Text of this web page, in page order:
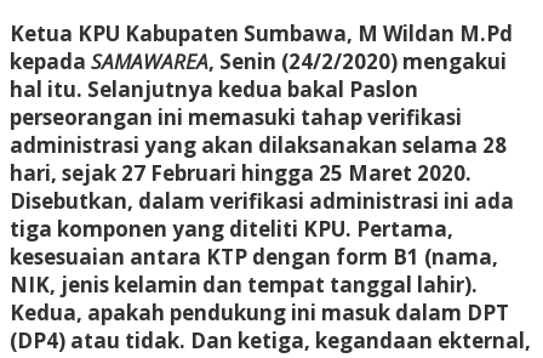
Ketua KPU Kabupaten Sumbawa, M Wildan M.Pd
kepada SAMAWAREA, Senin (24/2/2020) mengakui
hal itu. Selanjutnya kedua bakal Paslon
perseorangan ini memasuki tahap verifikasi
administrasi yang akan dilaksanakan selama 28
hari, sejak 27 Februari hingga 25 Maret 2020.
Disebutkan, dalam verifikasi administrasi ini ada
tiga komponen yang diteliti KPU. Pertama,
kesesuaian antara KTP dengan form B1 (nama,
NIK, jenis kelamin dan tempat tanggal lahir).
Kedua, apakah pendukung ini masuk dalam DPT
(DP4) atau tidak. Dan ketiga, kegandaan ekternal,